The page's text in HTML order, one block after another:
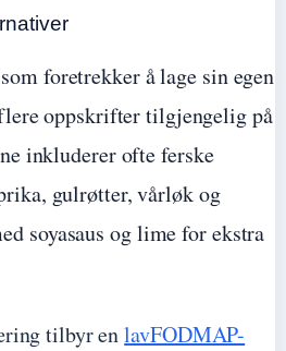
foretrekker å lage sin egen
oppskrifter tilgjengelig på
inkluderer ofte ferske
gulrøtter, vårløk og
soyasaus og lime for ekstra
tilbyr enlavFODMAP-